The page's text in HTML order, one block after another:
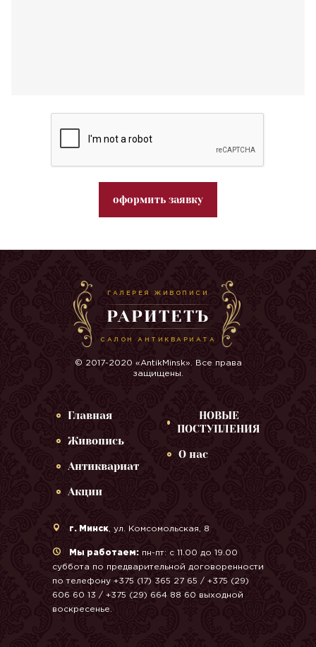
оформить заявку
ГАЛЕРЕЯ ЖИВОПИСИ
РАРИТЕТЪ
САЛОН АНТИКВАРИАТА
© 2017-2020 «AntikMinsk». Все права
защищены.
Главная
Живопись
Антиквариат
Акции
НОВЫЕ
ПОСТУПЛЕНИЯ
О нас
г. Минск , ул. Комсомольская, 8
Мы работаем: пн-пт: с 11.00 до 19.00
суббота по предварительной договоренности
по телефону +375 (17) 365 27 65 / +375 (29)
606 60 13 / +375 (29) 664 88 60 выходной
воскресенье.